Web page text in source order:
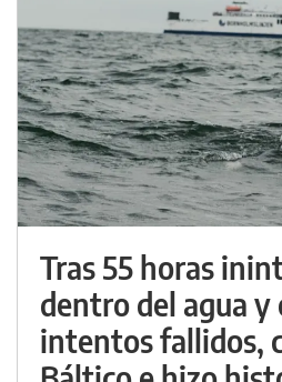
Tras 55 horas
dentro del agua y
intentos fallidos,